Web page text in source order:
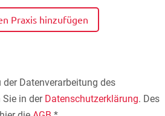
Praxis hinzufügen
der Datenverarbeitung des
in der Datenschutzerklärung. Des